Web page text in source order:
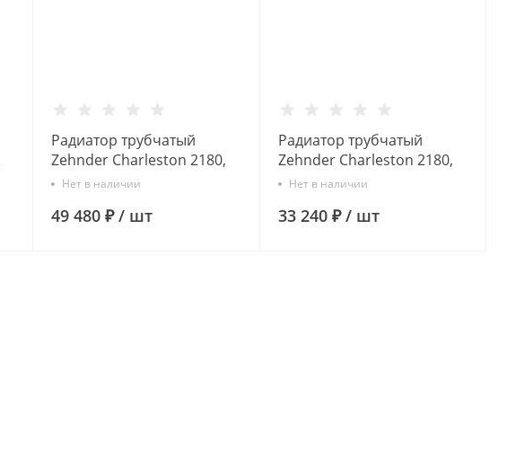
Радиатор трубчатый
Zehnder Charleston 2180,
12 сек. 1/2 бок.подк.
Нет в наличии
49 480 ₽/ шт
Радиатор трубчатый
Zehnder Charleston 2180,
04 сек. 1/2 ниж.подк.
Нет в наличии
33 240 ₽/ шт